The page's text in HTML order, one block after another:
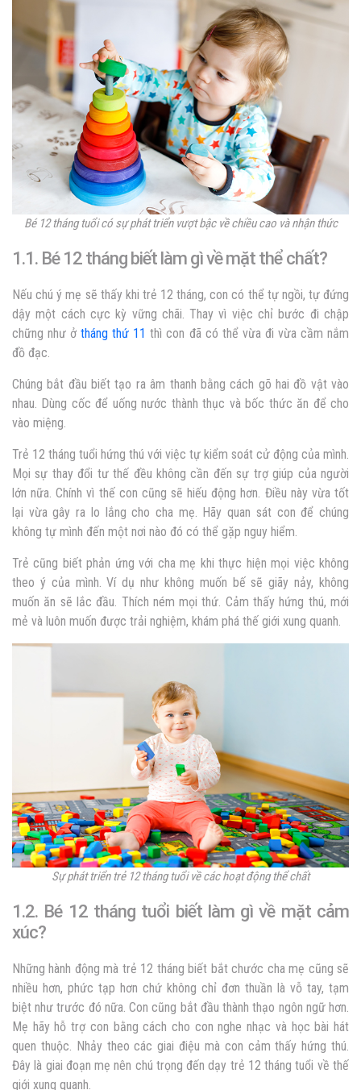
Bé 12 tháng tuổi có sự phát triển vượt bậc về chiều cao và nhận thức
1.1. Bé 12 tháng biết làm gì về mặt thể chất?
Nếu chú ý mẹ sẽ thấy khi trẻ 12 tháng, con có thể tự ngồi, tự đứng
dậy một cách cực kỳ vững chãi. Thay vì việc chỉ bước đi chập
chững như ởtháng thứ 11 thì con đã có thể vừa đi vừa cầm nắm
đồ đạc.
Chúng bắt đầu biết tạo ra âm thanh bằng cách gõ hai đồ vật vào
nhau. Dùng cốc để uống nước thành thục và bốc thức ăn để cho
vào miệng.
Trẻ 12 tháng tuổi hứng thú với việc tự kiểm soát cử động của mình.
Mọi sự thay đổi tư thế đều không cần đến sự trợ giúp của người
lớn nữa. Chính vì thế con cũng sẽ hiếu động hơn. Điều này vừa tốt
lại vừa gây ra lo lắng cho cha mẹ. Hãy quan sát con để chúng
không tự mình đến một nơi nào đó có thể gặp nguy hiểm.
Trẻ cũng biết phản ứng với cha mẹ khi thực hiện mọi việc không
theo ý của mình. Ví dụ như không muốn bế sẽ giãy nảy, không
muốn ăn sẽ lắc đầu. Thích ném mọi thứ. Cảm thấy hứng thú, mới
mẻ và luôn muốn được trải nghiệm, khám phá thế giới xung quanh.
Sự phát triển trẻ 12 tháng tuổi về các hoạt động thể chất
1.2. Bé 12 tháng tuổi biết làm gì về mặt cảm
xúc?
Những hành động mà trẻ 12 tháng biết bắt chước cha mẹ cũng sẽ
nhiều hơn, phức tạp hơn chứ không chỉ đơn thuần là vỗ tay, tạm
biệt như trước đó nữa. Con cũng bắt đầu thành thạo ngôn ngữ hơn.
Mẹ hãy hỗ trợ con bằng cách cho con nghe nhạc và học bài hát
quen thuộc. Nhảy theo các giai điệu mà con cảm thấy hứng thú.
Đây là giai đoạn mẹ nên chú trọng đến dạy trẻ 12 tháng tuổi về thế
giới xung quanh.